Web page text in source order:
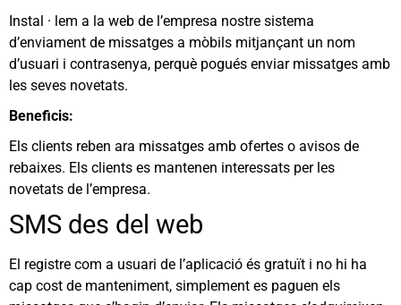
Instal · lem a la web de l’empresa nostre sistema
d’enviament de missatges a mòbils mitjançant un nom
d’usuari i contrasenya, perquè pogués enviar missatges amb
les seves novetats.
Beneficis:
Els clients reben ara missatges amb ofertes o avisos de
rebaixes. Els clients es mantenen interessats per les
novetats de l’empresa.
SMS des del web
El registre com a usuari de l’aplicació és gratuït i no hi ha
cap cost de manteniment, simplement es paguen els